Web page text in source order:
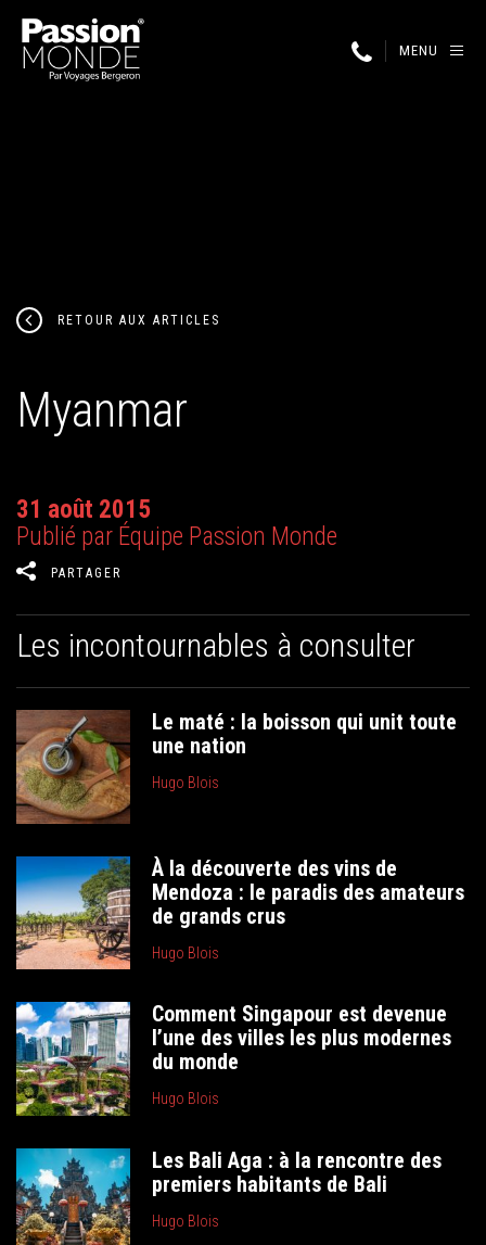
MENU
RETOUR AUX ARTICLES
Myanmar
31 août 2015
Publié par Équipe Passion Monde
PARTAGER
Les incontournables à consulter
Le maté : la boisson qui unit toute
une nation
Hugo Blois
À la découverte des vins de
Mendoza : le paradis des amateurs
de grands crus
Hugo Blois
Comment Singapour est devenue
l’une des villes les plus modernes
du monde
Hugo Blois
Les Bali Aga : à la rencontre des
premiers habitants de Bali
Hugo Blois